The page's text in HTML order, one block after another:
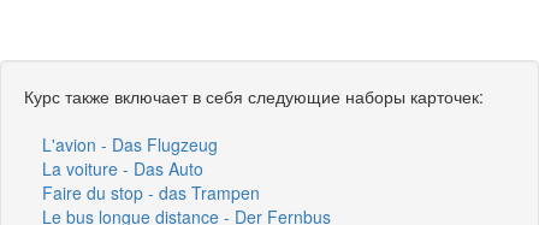
Курс также включает в себя следующие наборы карточек:
L'avion - Das Flugzeug
La voiture - Das Auto
Faire du stop - das Trampen
Le bus longue distance - Der Fernbus